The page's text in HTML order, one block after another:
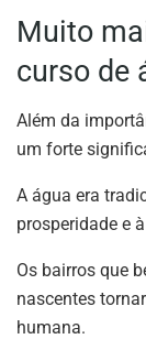
Muito
curso de
Além da
um forte
A água era
prosperidade e
Os bairros que
nascentes
humana.